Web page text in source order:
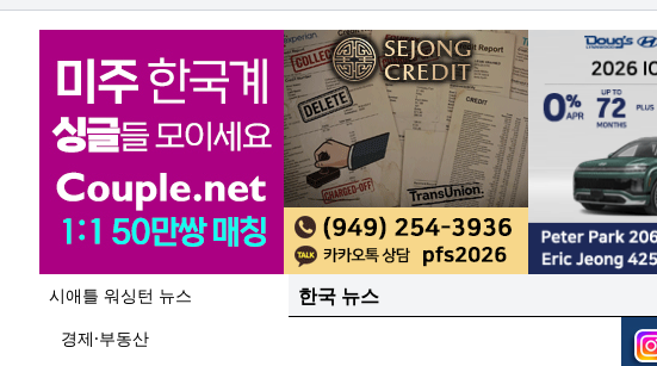
시애틀 워싱턴 뉴스
경제·부동산
한국 뉴스